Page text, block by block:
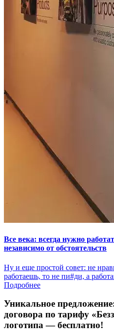
Все века: всегда нужно
независимо от обстоятельств
Ну и еще простой совет: не
работаешь, то не пи#ди, а
Подробнее
Уникальное
договора по тарифу
логотипа — бесплатно!